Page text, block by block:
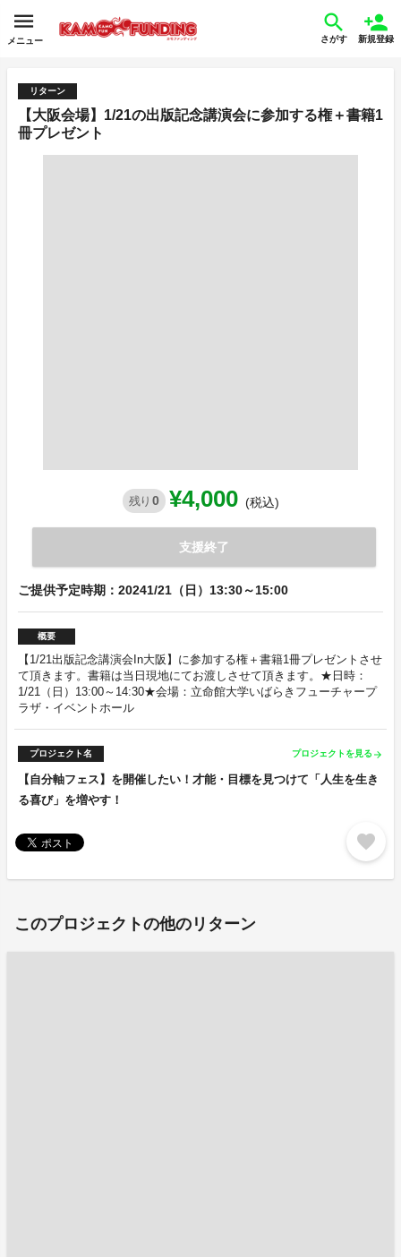
メニュー さがす 新規登録
リターン
【大阪会場】1/21の出版記念講演会に参加する権＋書籍1
冊プレゼント
残り 0 ¥4,000 (税込)
支援終了
ご提供予定時期：20241/21（日）13:30～15:00
概要
【1/21出版記念講演会In大阪】に参加する権＋書籍1冊プレゼントさせ
て頂きます。書籍は当日現地にてお渡しさせて頂きます。★日時：
1/21（日）13:00～14:30★会場：立命館大学いばらきフューチャープ
ラザ・イベントホール
プロジェクト名 プロジェクトを見る arrow_forward
【自分軸フェス】を開催したい！才能・目標を見つけて「人生を生き
る喜び」を増やす！
favorite
このプロジェクトの他のリターン